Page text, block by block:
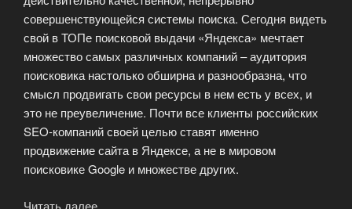
совершенствующейся системы поиска. Сегодня видеть
свой в ТОПе поисковой выдачи «Яндекса» мечтает
множество самых различных компаний – аудитория
поисковика настолько обширна и разнообразна, что
смысл продвигать свои ресурсы в нем есть у всех, и
это не преувеличение. Почти все клиенты российских
SEO-компаний своей целью ставят именно
продвижение сайта в Яндексе, а не в мировом
поисковике Google и множестве других.
Читать далее